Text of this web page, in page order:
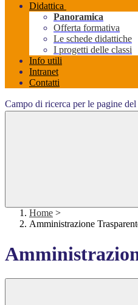
Didattica
Panoramica
Offerta formativa
Le schede didattiche
I progetti delle classi
Info utili
Intranet
Contatti
Campo di ricerca per le pagine
Home >
Amministrazione